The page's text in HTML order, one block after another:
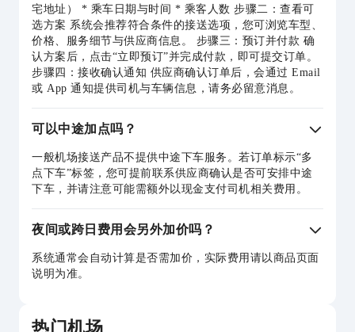
宅地址） * 乘车日期与时间 * 乘客人数 步骤二：查看可
选方案 系统会推荐符合条件的接送选项，您可浏览车型、
价格、服务细节与供应商信息。 步骤三：预订并付款 确
认方案后，点击“立即预订”并完成付款，即可提交订单。
步骤四：接收确认通知 供应商确认订单后，会通过 Email
或 App 通知提供司机与车辆信息，请务必留意消息。
可以中途加点吗？
一般机场接送产品不提供中途下车服务。若订单标示“多
点下车”标签，您可提前联系供应商确认是否可安排中途
下车，并请注意可能需额外以现金支付司机相关费用。
夜间或跨日费用会另外加价吗？
系统通常会自动计算是否需加价，实际费用请以商品页面
说明为准。
热门机场